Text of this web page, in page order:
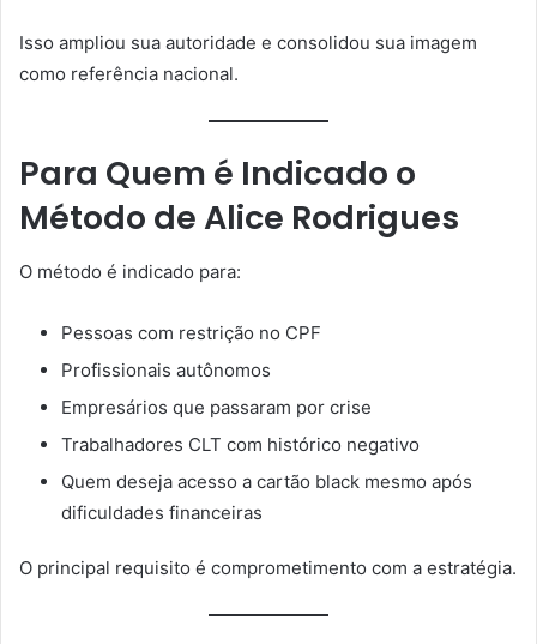
Isso ampliou sua autoridade e consolidou sua imagem
como referência nacional.
Para Quem é Indicado o
Método de Alice Rodrigues
O método é indicado para:
Pessoas com restrição no CPF
Profissionais autônomos
Empresários que passaram por crise
Trabalhadores CLT com histórico negativo
Quem deseja acesso a cartão black mesmo após
dificuldades financeiras
O principal requisito é comprometimento com a estratégia.